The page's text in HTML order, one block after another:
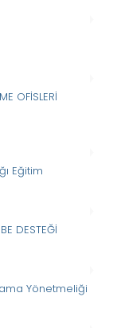
OFİSLERİ
Eğitim
DESTEĞİ
Yönetmeliği